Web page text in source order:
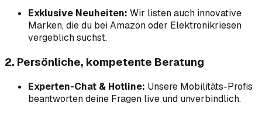
Exklusive Neuheiten: Wir listen auch innovative
Marken, die du bei Amazon oder Elektronikriesen
vergeblich suchst.
2. Persönliche, kompetente Beratung
Experten-Chat & Hotline: Unsere Mobilitäts-Profis
beantworten deine Fragen live und unverbindlich.